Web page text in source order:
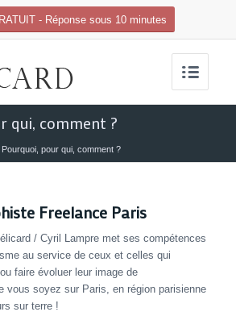
- Réponse sous 10 minutes
qui, comment ?
Pourquoi, pour qui, comment ?
Freelance Paris
/ Cyril Lampre met ses compétences
au service de ceux et celles qui
faire évoluer leur image de
vous soyez sur Paris, en région parisienne
sur terre !